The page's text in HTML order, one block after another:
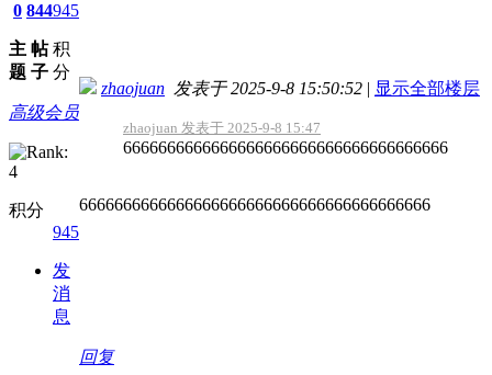
0
主
题
844
帖
子
945
积
分
高级会员
积分
945
发
消
息
zhaojuan 发表于 2025-9-8 15:50:52 | 显示全部楼层
zhaojuan 发表于 2025-9-8 15:47
6666666666666666666666666666666666666
6666666666666666666666666666666666666666
回复